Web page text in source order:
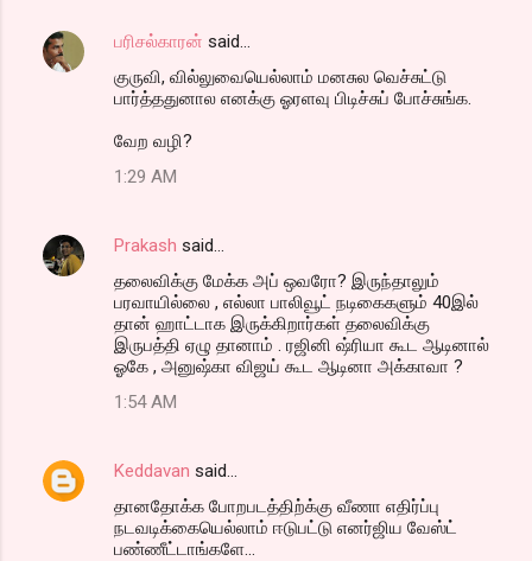
பரிசல்காரன் said…
குருவி, வில்லுவையெல்லாம் மனசுல வெச்சுட்டு
பார்த்ததுனால எனக்கு ஓரளவு பிடிச்சுப் போச்சுங்க.
வேற வழி?
1:29 AM
Prakash said…
தலைவிக்கு மேக்க அப் ஒவரோ? இருந்தாலும்
பரவாயில்லை , எல்லா பாலிவூட் நடிகைகளும் 40இல்
தான் ஹாட்டாக இருக்கிறார்கள் தலைவிக்கு
இருபத்தி ஏழு தானாம் . ரஜினி ஷ்ரியா கூட ஆடினால்
ஓகே , அனுஷ்கா விஜய் கூட ஆடினா அக்காவா ?
1:54 AM
Keddavan said…
தானதோக்க போறபடத்திற்க்கு வீணா எதிர்ப்பு
நடவடிக்கையெல்லாம் ஈடுபட்டு எனர்ஜிய வேஸ்ட்
பண்ணீட்டாங்களே...